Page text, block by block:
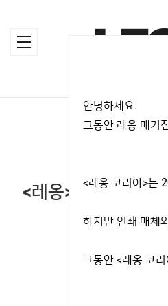
안녕하세요.
그동안 레옹 매거
<레옹 코리아>는
하지만 인쇄 매체
그동안 <레옹 코
HOME >
<레옹>이 추천하는
라이